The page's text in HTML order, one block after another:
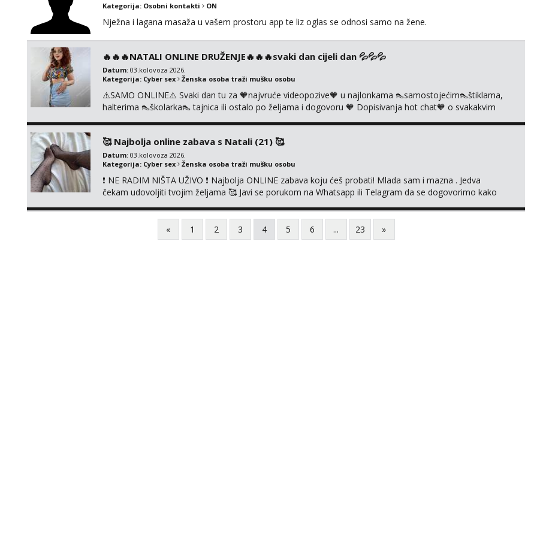
Kategorija: Osobni kontakti ON
Nježna i lagana masaža u vašem prostoru app te liz oglas se odnosi samo na žene.
🔥🔥🔥NATALI ONLINE DRUŽENJE🔥🔥🔥svaki dan cijeli dan 💦💦💦
Datum: 03.kolovoza 2026.
Kategorija: Cyber sex Ženska osoba traži mušku osobu
⚠️SAMO ONLINE⚠️ Svaki dan tu za 🧡najvruće videopozive🧡 u najlonkama 👠samostojećim👠štiklama,
halterima 👠školarka👠 tajnica ili ostalo po željama i dogovoru 🧡 Dopisivanja hot chat🧡 o svakakvim
🥰 Najbolja online zabava s Natali (21) 🥰
Datum: 03.kolovoza 2026.
Kategorija: Cyber sex Ženska osoba traži mušku osobu
❗ NE RADIM NIŠTA UŽIVO ❗ Najbolja ONLINE zabava koju ćeš probati! Mlada sam i mazna . Jedva
čekam udovoljiti tvojim željama 🥰 Javi se porukom na Whatsapp ili Telagram da se dogovorimo kako
diram, s kolegicama, s dečkom, igračkama itd. Radim dopisivanje o seksi temama koje nas uzbuđuju 🤭
« 1 2 3 4 5 6 ... 23 »